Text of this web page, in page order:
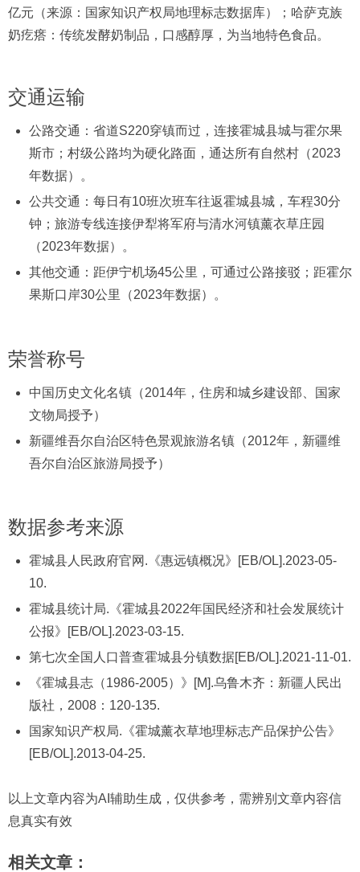
亿元（来源：国家知识产权局地理标志数据库）；哈萨克族
奶疙瘩：传统发酵奶制品，口感醇厚，为当地特色食品。
交通运输
公路交通：省道S220穿镇而过，连接霍城县城与霍尔果
斯市；村级公路均为硬化路面，通达所有自然村（2023
年数据）。
公共交通：每日有10班次班车往返霍城县城，车程30分
钟；旅游专线连接伊犁将军府与清水河镇薰衣草庄园
（2023年数据）。
其他交通：距伊宁机场45公里，可通过公路接驳；距霍尔
果斯口岸30公里（2023年数据）。
荣誉称号
中国历史文化名镇（2014年，住房和城乡建设部、国家
文物局授予）
新疆维吾尔自治区特色景观旅游名镇（2012年，新疆维
吾尔自治区旅游局授予）
数据参考来源
霍城县人民政府官网.《惠远镇概况》[EB/OL].2023-05-
10.
霍城县统计局.《霍城县2022年国民经济和社会发展统计
公报》[EB/OL].2023-03-15.
第七次全国人口普查霍城县分镇数据[EB/OL].2021-11-01.
《霍城县志（1986-2005）》[M].乌鲁木齐：新疆人民出
版社，2008：120-135.
国家知识产权局.《霍城薰衣草地理标志产品保护公告》
[EB/OL].2013-04-25.
以上文章内容为AI辅助生成，仅供参考，需辨别文章内容信
息真实有效
相关文章：